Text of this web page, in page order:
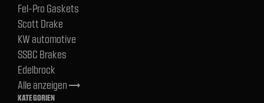
Fel-Pro Gaskets
Scott Drake
KW automotive
SSBC Brakes
Edelbrock
Alle anzeigentrending_flat
KATEGORIEN